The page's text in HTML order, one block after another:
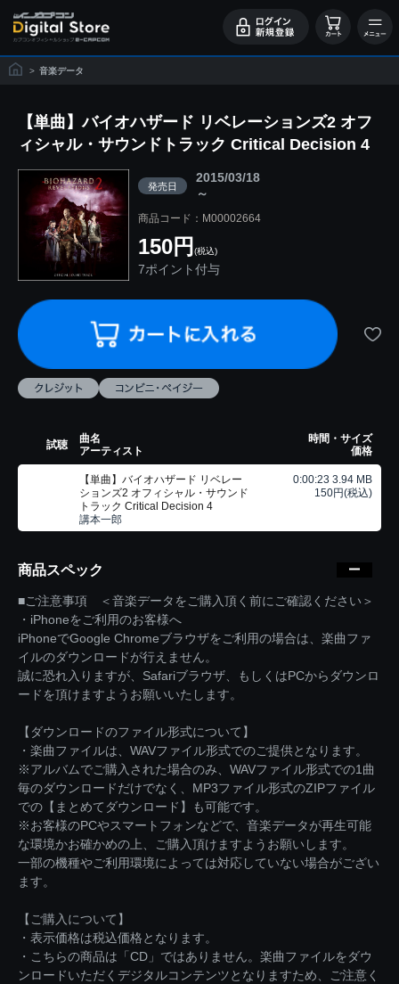
> 音楽データ
【単曲】バイオハザード リベレーションズ2 オフ
ィシャル・サウンドトラック Critical Decision 4
発売日
2015/03/18
～
商品コード：M00002664
150円 (税込)
7ポイント付与
試聴
曲名
アーティスト
時間・サイズ
価格
【単曲】バイオハザード リベレー
ションズ2 オフィシャル・サウンド
トラック Critical Decision 4
講本一郎
0:00:23 3.94 MB
150円(税込)
商品スペック
■ご注意事項 ＜音楽データをご購入頂く前にご確認ください＞
・iPhoneをご利用のお客様へ
iPhoneでGoogle Chromeブラウザをご利用の場合は、楽曲ファ
イルのダウンロードが行えません。
誠に恐れ入りますが、Safariブラウザ、もしくはPCからダウンロ
ードを頂けますようお願いいたします。
【ダウンロードのファイル形式について】
・楽曲ファイルは、WAVファイル形式でのご提供となります。
※アルバムでご購入された場合のみ、WAVファイル形式での1曲
毎のダウンロードだけでなく、MP3ファイル形式のZIPファイル
での【まとめてダウンロード】も可能です。
※お客様のPCやスマートフォンなどで、音楽データが再生可能
な環境かお確かめの上、ご購入頂けますようお願いします。
一部の機種やご利用環境によっては対応していない場合がござい
ます。
【ご購入について】
・表示価格は税込価格となります。
・こちらの商品は「CD」ではありません。楽曲ファイルをダウ
ンロードいただくデジタルコンテンツとなりますため、ご注意く